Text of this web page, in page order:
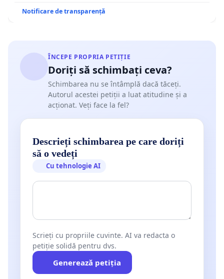
Notificare de transparență
ÎNCEPE PROPRIA PETIȚIE
Doriți să schimbați ceva?
Schimbarea nu se întâmplă dacă tăceți.
Autorul acestei petiții a luat atitudine și a
acționat. Veți face la fel?
Descrieți schimbarea pe care doriți
să o vedeți
Cu tehnologie AI
Scrieți cu propriile cuvinte. AI va redacta o
petiție solidă pentru dvs.
Generează petiția